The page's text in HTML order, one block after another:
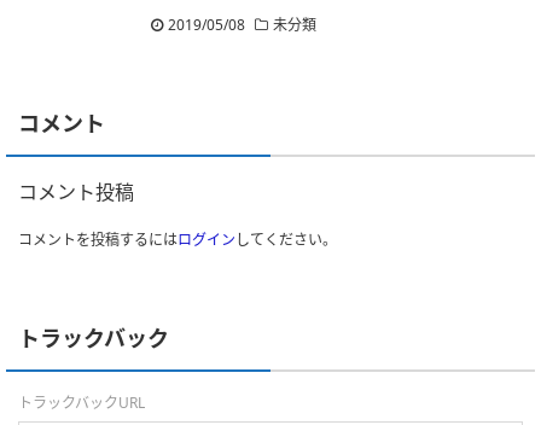
2019/05/08
未分類
コメント
コメント投稿
コメントを投稿するにはログインしてください。
トラックバック
トラックバックURL